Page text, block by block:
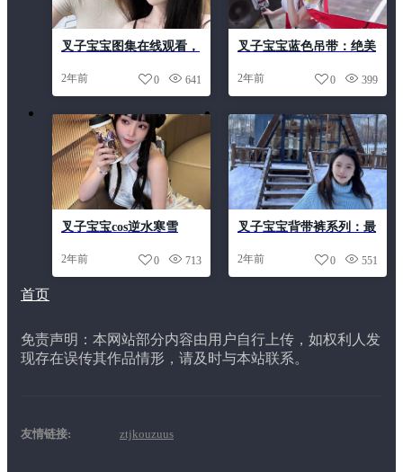
叉子宝宝图集在线观看，
cosplay作品。
2年前 641
0
叉子宝宝蓝色吊带：绝美
2年前 399
0
叉子宝宝cos逆水寒雪
集
2年前 713
0
叉子宝宝背带裤系列：最
2年前 551
0
首页
免责声明：本网站部分内容由用户自行上传，如权利人发
现存在误传其作品情形，请及时与本站联系。
友情链接: ztjkouzuus